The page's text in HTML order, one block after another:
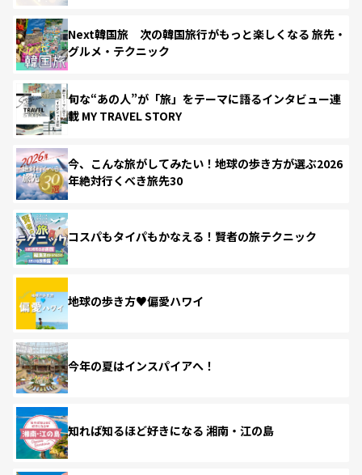
Next韓国旅 次の韓国旅行がもっと楽しくなる 旅先・
グルメ・テクニック
旬な“あの人”が「旅」をテーマに語るインタビュー連
載 MY TRAVEL STORY
今、こんな旅がしてみたい！地球の歩き方が選ぶ2026
年絶対行くべき旅先30
コスパもタイパもかなえる！賢者の旅テクニック
地球の歩き方♥偏愛ハワイ
今年の夏はインスパイアへ！
知れば知るほど好きになる 湘南・江の島